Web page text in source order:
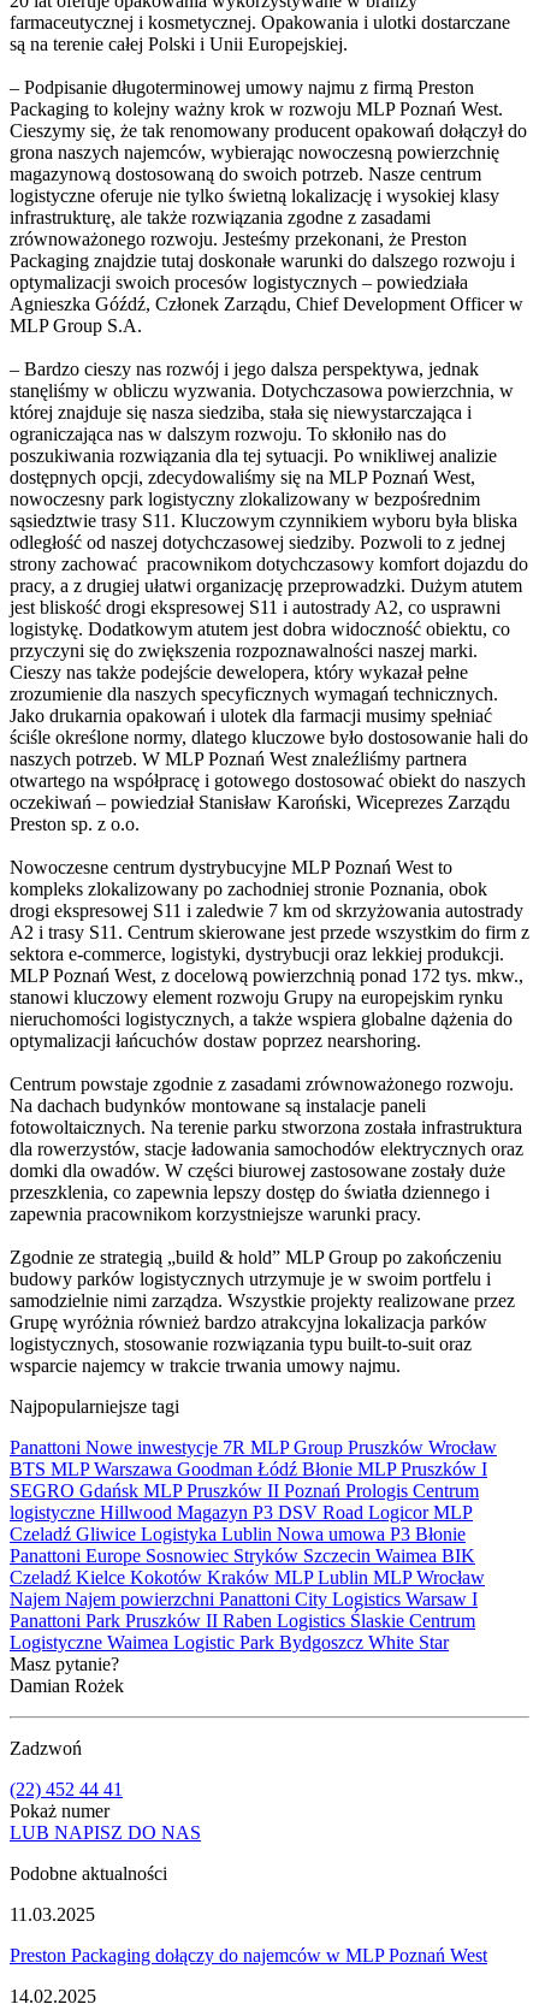
farmaceutycznej i kosmetycznej. Opakowania i ulotki dostarczane
są na terenie całej Polski i Unii Europejskiej.
– Podpisanie długoterminowej umowy najmu z firmą Preston
Packaging to kolejny ważny krok w rozwoju MLP Poznań West.
Cieszymy się, że tak renomowany producent opakowań dołączył do
grona naszych najemców, wybierając nowoczesną powierzchnię
magazynową dostosowaną do swoich potrzeb. Nasze centrum
logistyczne oferuje nie tylko świetną lokalizację i wysokiej klasy
infrastrukturę, ale także rozwiązania zgodne z zasadami
zrównoważonego rozwoju. Jesteśmy przekonani, że Preston
Packaging znajdzie tutaj doskonałe warunki do dalszego rozwoju i
optymalizacji swoich procesów logistycznych – powiedziała
Agnieszka Góźdź, Członek Zarządu, Chief Development Officer w
MLP Group S.A.
– Bardzo cieszy nas rozwój i jego dalsza perspektywa, jednak
stanęliśmy w obliczu wyzwania. Dotychczasowa powierzchnia, w
której znajduje się nasza siedziba, stała się niewystarczająca i
ograniczająca nas w dalszym rozwoju. To skłoniło nas do
poszukiwania rozwiązania dla tej sytuacji. Po wnikliwej analizie
dostępnych opcji, zdecydowaliśmy się na MLP Poznań West,
nowoczesny park logistyczny zlokalizowany w bezpośrednim
sąsiedztwie trasy S11. Kluczowym czynnikiem wyboru była bliska
odległość od naszej dotychczasowej siedziby. Pozwoli to z jednej
strony zachować pracownikom dotychczasowy komfort dojazdu do
pracy, a z drugiej ułatwi organizację przeprowadzki. Dużym atutem
jest bliskość drogi ekspresowej S11 i autostrady A2, co usprawni
logistykę. Dodatkowym atutem jest dobra widoczność obiektu, co
przyczyni się do zwiększenia rozpoznawalności naszej marki.
Cieszy nas także podejście dewelopera, który wykazał pełne
zrozumienie dla naszych specyficznych wymagań technicznych.
Jako drukarnia opakowań i ulotek dla farmacji musimy spełniać
ściśle określone normy, dlatego kluczowe było dostosowanie hali do
naszych potrzeb. W MLP Poznań West znaleźliśmy partnera
otwartego na współpracę i gotowego dostosować obiekt do naszych
oczekiwań – powiedział Stanisław Karoński, Wiceprezes Zarządu
Preston sp. z o.o.
Nowoczesne centrum dystrybucyjne MLP Poznań West to
kompleks zlokalizowany po zachodniej stronie Poznania, obok
drogi ekspresowej S11 i zaledwie 7 km od skrzyżowania autostrady
A2 i trasy S11. Centrum skierowane jest przede wszystkim do firm z
sektora e-commerce, logistyki, dystrybucji oraz lekkiej produkcji.
MLP Poznań West, z docelową powierzchnią ponad 172 tys. mkw.,
stanowi kluczowy element rozwoju Grupy na europejskim rynku
nieruchomości logistycznych, a także wspiera globalne dążenia do
optymalizacji łańcuchów dostaw poprzez nearshoring.
Centrum powstaje zgodnie z zasadami zrównoważonego rozwoju.
Na dachach budynków montowane są instalacje paneli
fotowoltaicznych. Na terenie parku stworzona została infrastruktura
dla rowerzystów, stacje ładowania samochodów elektrycznych oraz
domki dla owadów. W części biurowej zastosowane zostały duże
przeszklenia, co zapewnia lepszy dostęp do światła dziennego i
zapewnia pracownikom korzystniejsze warunki pracy.
Zgodnie ze strategią „build & hold” MLP Group po zakończeniu
budowy parków logistycznych utrzymuje je w swoim portfelu i
samodzielnie nimi zarządza. Wszystkie projekty realizowane przez
Grupę wyróżnia również bardzo atrakcyjna lokalizacja parków
logistycznych, stosowanie rozwiązania typu built-to-suit oraz
wsparcie najemcy w trakcie trwania umowy najmu.
Najpopularniejsze tagi
Panattoni Nowe inwestycje 7R MLP Group Pruszków Wrocław
BTS MLPWarszawa Goodman Łódź Błonie MLP Pruszków I
SEGRO Gdańsk MLP Pruszków II Poznań Prologis Centrum
logistyczne Hillwood Magazyn P3 DSV Road LogicorMLP
Czeladź Gliwice Logistyka Lublin Nowa umowa P3 Błonie
Panattoni Europe Sosnowiec Stryków Szczecin Waimea BIK
Czeladź Kielce Kokotów Kraków MLP Lublin MLP Wrocław
Najem Najem powierzchni Panattoni City Logistics Warsaw I
Panattoni Park Pruszków II Raben Logistics Ślaskie Centrum
Logistyczne Waimea Logistic Park Bydgoszcz White Star
Masz pytanie?
Damian Rożek
Zadzwoń
(22) 452 44 41
Pokaż numer
LUB NAPISZ DO NAS
Podobne aktualności
11.03.2025
Preston Packaging dołączy do najemców w MLP Poznań West
14.02.2025